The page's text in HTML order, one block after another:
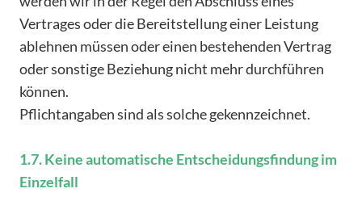
Vertrages oder die Bereitstellung einer Leistung
ablehnen müssen oder einen bestehenden Vertrag
oder sonstige Beziehung nicht mehr durchführen
können.
Pflichtangaben sind als solche gekennzeichnet.
1.7. Keine automatische Entscheidungsfindung im
Einzelfall